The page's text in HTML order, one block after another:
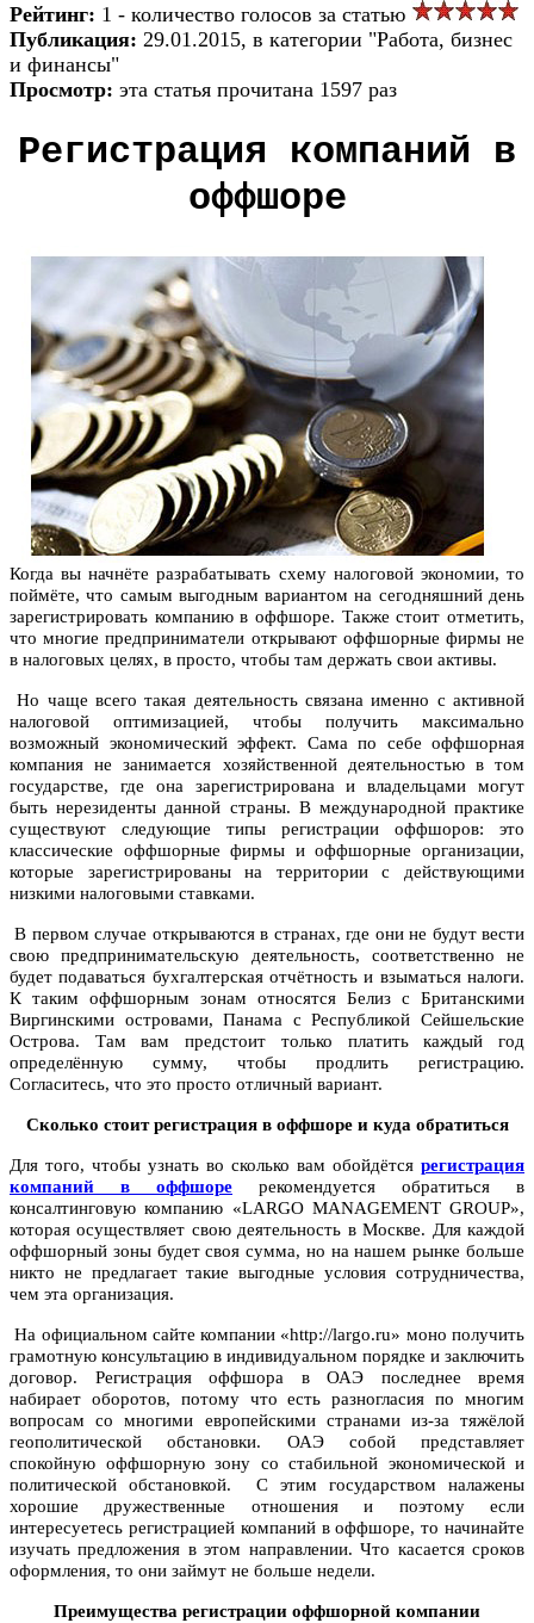
Рейтинг: 1 - количество голосов за статью
Публикация: 29.01.2015, в категории "Работа, бизнес
и финансы"
Просмотр: эта статья прочитана 1597 раз
Регистрация компаний в
оффшоре
Когда вы начнёте разрабатывать схему налоговой экономии, то
поймёте, что самым выгодным вариантом на сегодняшний день
зарегистрировать компанию в оффшоре. Также стоит отметить,
что многие предприниматели открывают оффшорные фирмы не
в налоговых целях, в просто, чтобы там держать свои активы.
Но чаще всего такая деятельность связана именно с активной
налоговой оптимизацией, чтобы получить максимально
возможный экономический эффект. Сама по себе оффшорная
компания не занимается хозяйственной деятельностью в том
государстве, где она зарегистрирована и владельцами могут
быть нерезиденты данной страны. В международной практике
существуют следующие типы регистрации оффшоров: это
классические оффшорные фирмы и оффшорные организации,
которые зарегистрированы на территории с действующими
низкими налоговыми ставками.
В первом случае открываются в странах, где они не будут вести
свою предпринимательскую деятельность, соответственно не
будет подаваться бухгалтерская отчётность и взыматься налоги.
К таким оффшорным зонам относятся Белиз с Британскими
Виргинскими островами, Панама с Республикой Сейшельские
Острова. Там вам предстоит только платить каждый год
определённую сумму, чтобы продлить регистрацию.
Согласитесь, что это просто отличный вариант.
Сколько стоит регистрация в оффшоре и куда обратиться
Для того, чтобы узнать во сколько вам обойдётся регистрация
компаний в оффшоре рекомендуется обратиться в
консалтинговую компанию «LARGO MANAGEMENT GROUP»,
которая осуществляет свою деятельность в Москве. Для каждой
оффшорный зоны будет своя сумма, но на нашем рынке больше
никто не предлагает такие выгодные условия сотрудничества,
чем эта организация.
На официальном сайте компании «http://largo.ru» моно получить
грамотную консультацию в индивидуальном порядке и заключить
договор. Регистрация оффшора в ОАЭ последнее время
набирает оборотов, потому что есть разногласия по многим
вопросам со многими европейскими странами из-за тяжёлой
геополитической обстановки. ОАЭ собой представляет
спокойную оффшорную зону со стабильной экономической и
политической обстановкой. С этим государством налажены
хорошие дружественные отношения и поэтому если
интересуетесь регистрацией компаний в оффшоре, то начинайте
изучать предложения в этом направлении. Что касается сроков
оформления, то они займут не больше недели.
Преимущества регистрации оффшорной компании